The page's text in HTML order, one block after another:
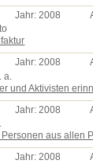
Jahr:2008
Jahr:2008
und Aktivisten
Jahr:2008
aus allen
Jahr:2008